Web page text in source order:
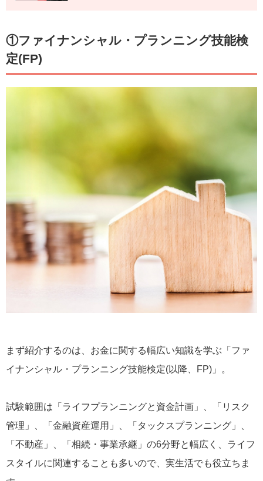
①ファイナンシャル・プランニング技能検
定(FP)
まず紹介するのは、お金に関する幅広い知識を学ぶ「ファ
イナンシャル・プランニング技能検定(以降、FP)」。
試験範囲は「ライフプランニングと資金計画」、「リスク
管理」、「金融資産運用」、「タックスプランニング」、
「不動産」、「相続・事業承継」の6分野と幅広く、ライフ
スタイルに関連することも多いので、実生活でも役立ちま